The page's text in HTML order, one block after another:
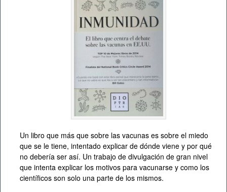
Un libro que más que sobre las vacunas es sobre el miedo
que se le tiene, intentado explicar de dónde viene y por qué
no debería ser así. Un trabajo de divulgación de gran nivel
que intenta explicar los motivos para vacunarse y como los
científicos son solo una parte de los mismos.